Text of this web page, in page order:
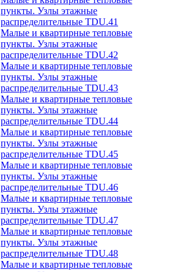
пункты. Узлы этажные
распределительные TDU.41
Малые и квартирные тепловые
пункты. Узлы этажные
распределительные TDU.42
Малые и квартирные тепловые
пункты. Узлы этажные
распределительные TDU.43
Малые и квартирные тепловые
пункты. Узлы этажные
распределительные TDU.44
Малые и квартирные тепловые
пункты. Узлы этажные
распределительные TDU.45
Малые и квартирные тепловые
пункты. Узлы этажные
распределительные TDU.46
Малые и квартирные тепловые
пункты. Узлы этажные
распределительные TDU.47
Малые и квартирные тепловые
пункты. Узлы этажные
распределительные TDU.48
Малые и квартирные тепловые